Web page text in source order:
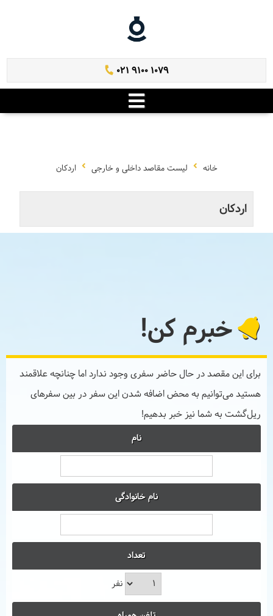
021 9100 1079
خانه لیست مقاصد داخلی و خارجی اردکان
اردکان
خبرم کن!
برای این مقصد در حال حاضر سفری وجود ندارد اما چنانچه علاقمند
هستید می‌توانیم به محض اضافه شدن این سفر در بین سفرهای
ریل‌گشت به شما نیز خبر بدهیم!
نام
نام خانوادگی
تعداد
نفر